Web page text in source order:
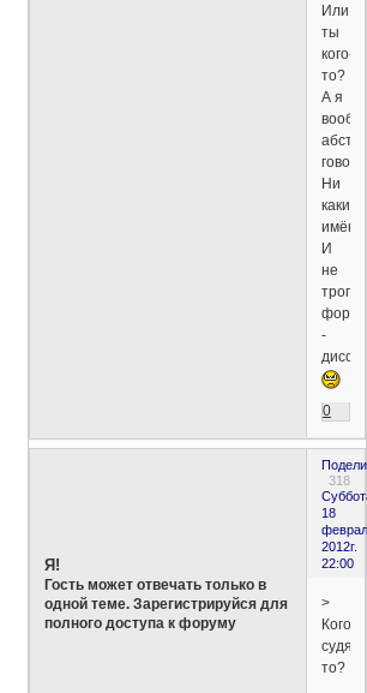
Или
ты
кого-
то?
А я
Ни
каких
имён.
И
не
трогай
форум
-
0
318
18
2012г.
22:00
Я!
Гость может отвечать только в
одной теме. Зарегистрируйся для
полного доступа к форуму
>
Кого
судят
то?